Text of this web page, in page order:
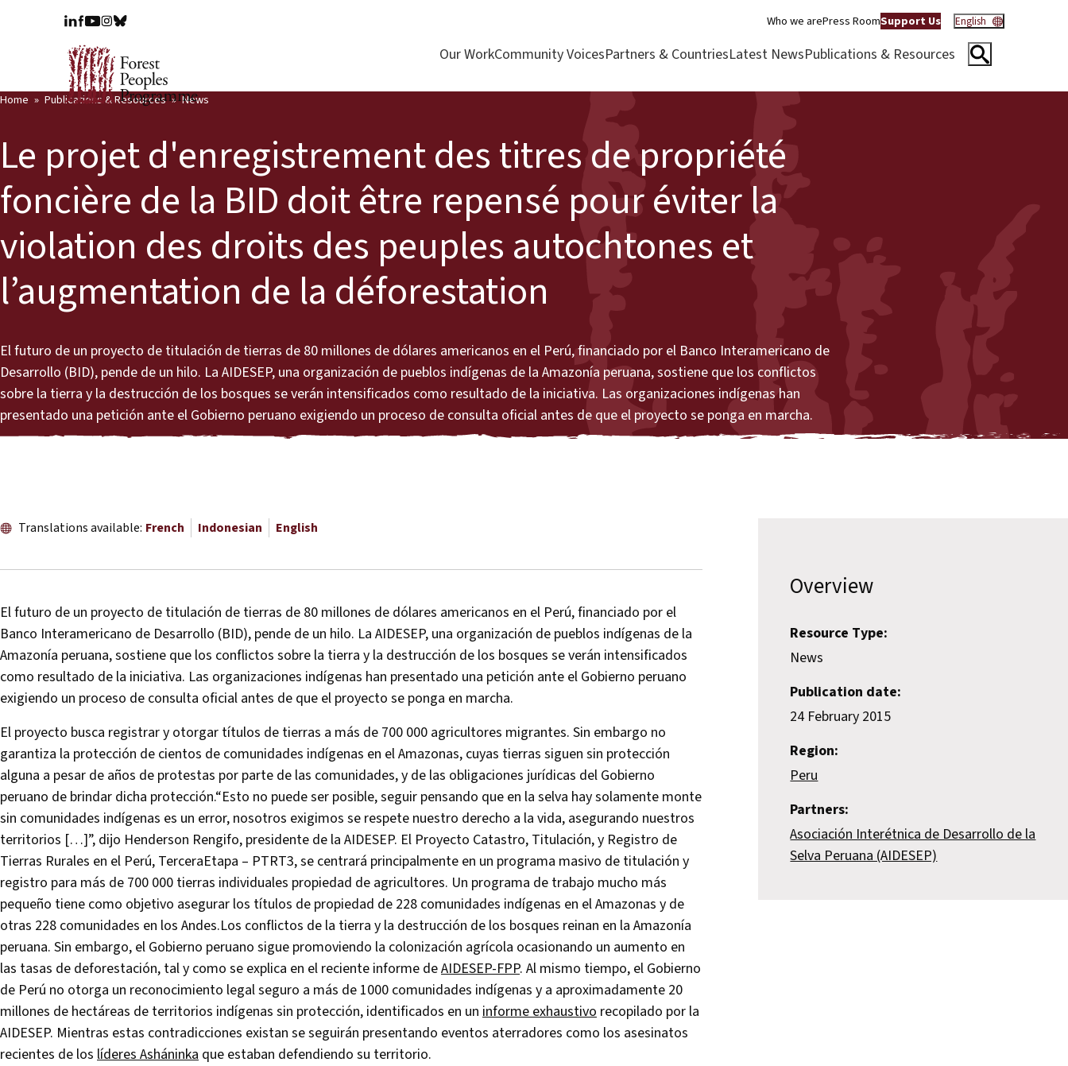
Who we arePress RoomSupport Us English
Our WorkCommunity VoicesPartners & CountriesLatest NewsPublications & Resources
Home Publications & Resources News
Le projet d'enregistrement des titres de propriété
foncière de la BID doit être repensé pour éviter la
violation des droits des peuples autochtones et
l’augmentation de la déforestation
El futuro de un proyecto de titulación de tierras de 80 millones de dólares americanos en el Perú, financiado por el Banco Interamericano de
Desarrollo (BID), pende de un hilo. La AIDESEP, una organización de pueblos indígenas de la Amazonía peruana, sostiene que los conflictos
sobre la tierra y la destrucción de los bosques se verán intensificados como resultado de la iniciativa. Las organizaciones indígenas han
presentado una petición ante el Gobierno peruano exigiendo un proceso de consulta oficial antes de que el proyecto se ponga en marcha.
Translations available: French Indonesian English
El futuro de un proyecto de titulación de tierras de 80 millones de dólares americanos en el Perú, financiado por el
Banco Interamericano de Desarrollo (BID), pende de un hilo. La AIDESEP, una organización de pueblos indígenas de la
Amazonía peruana, sostiene que los conflictos sobre la tierra y la destrucción de los bosques se verán intensificados
como resultado de la iniciativa. Las organizaciones indígenas han presentado una petición ante el Gobierno peruano
exigiendo un proceso de consulta oficial antes de que el proyecto se ponga en marcha.
El proyecto busca registrar y otorgar títulos de tierras a más de 700 000 agricultores migrantes. Sin embargo no
garantiza la protección de cientos de comunidades indígenas en el Amazonas, cuyas tierras siguen sin protección
alguna a pesar de años de protestas por parte de las comunidades, y de las obligaciones jurídicas del Gobierno
peruano de brindar dicha protección.“Esto no puede ser posible, seguir pensando que en la selva hay solamente monte
sin comunidades indígenas es un error, nosotros exigimos se respete nuestro derecho a la vida, asegurando nuestros
territorios […]”, dijo Henderson Rengifo, presidente de la AIDESEP. El Proyecto Catastro, Titulación, y Registro de
Tierras Rurales en el Perú, TerceraEtapa – PTRT3, se centrará principalmente en un programa masivo de titulación y
registro para más de 700 000 tierras individuales propiedad de agricultores. Un programa de trabajo mucho más
pequeño tiene como objetivo asegurar los títulos de propiedad de 228 comunidades indígenas en el Amazonas y de
otras 228 comunidades en los Andes.Los conflictos de la tierra y la destrucción de los bosques reinan en la Amazonía
peruana. Sin embargo, el Gobierno peruano sigue promoviendo la colonización agrícola ocasionando un aumento en
las tasas de deforestación, tal y como se explica en el reciente informe deAIDESEP-FPP. Al mismo tiempo, el Gobierno
de Perú no otorga un reconocimiento legal seguro a más de 1000 comunidades indígenas y a aproximadamente 20
millones de hectáreas de territorios indígenas sin protección, identificados en un informe exhaustivo recopilado por la
AIDESEP. Mientras estas contradicciones existan se seguirán presentando eventos aterradores como los asesinatos
recientes de los líderes Asháninka que estaban defendiendo su territorio.
Overview
Resource Type:
News
Publication date:
24 February 2015
Region:
Peru
Partners:
Asociación Interétnica de Desarrollo de la
Selva Peruana (AIDESEP)